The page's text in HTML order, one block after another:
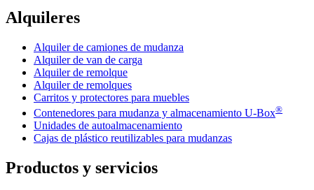
Alquileres
Alquiler de camiones de mudanza
Alquiler de van de carga
Alquiler de remolque
Alquiler de remolques
Carritos y protectores para muebles
Contenedores para mudanza y almacenamiento U-Box®
Unidades de autoalmacenamiento
Cajas de plástico reutilizables para mudanzas
Productos y servicios